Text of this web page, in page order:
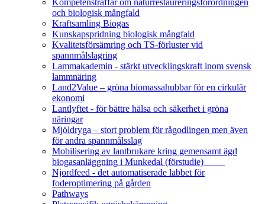
Kompetensträffar om naturrestaureringsförordningen
och biologisk mångfald
Kraftsamling Biogas
Kunskapspridning biologisk mångfald
Kvalitetsförsämring och TS-förluster vid
spannmålslagring
Lammakademin - stärkt utvecklingskraft inom svensk
lammnäring
Land2Value – gröna biomassahubbar för en cirkulär
ekonomi
Lantlyftet - för bättre hälsa och säkerhet i gröna
näringar
Mjöldryga – stort problem för rågodlingen men även
för andra spannmålsslag
Mobilisering av lantbrukare kring gemensamt ägd
biogasanläggning i Munkedal (förstudie)
Njordfeed - det automatiserade labbet för
foderoptimering på gården
Pathways